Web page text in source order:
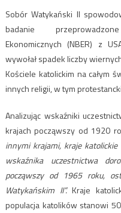
Sobór Watykański II
badanie
Ekonomicznych (NBER) z
wywołał spadek liczby
Kościele katolickim na całym
innych religii, w tym
Analizując wskaźniki
krajach począwszy od 1920
innymi krajami, kraje katolickie
wskaźnika uczestnictwa
począwszy od 1965 roku,
Watykańskim II”.Kraje
populacja katolików stanowi